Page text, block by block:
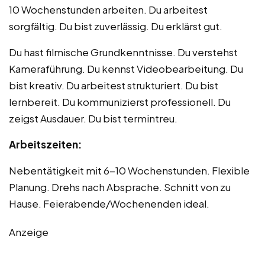
10 Wochenstunden arbeiten. Du arbeitest
sorgfältig. Du bist zuverlässig. Du erklärst gut.
Du hast filmische Grundkenntnisse. Du verstehst
Kameraführung. Du kennst Videobearbeitung. Du
bist kreativ. Du arbeitest strukturiert. Du bist
lernbereit. Du kommunizierst professionell. Du
zeigst Ausdauer. Du bist termintreu.
Arbeitszeiten:
Nebentätigkeit mit 6-10 Wochenstunden. Flexible
Planung. Drehs nach Absprache. Schnitt von zu
Hause. Feierabende/Wochenenden ideal.
Anzeige